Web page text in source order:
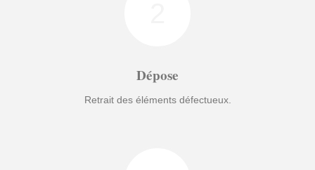
Dépose
Retrait des éléments défectueux.